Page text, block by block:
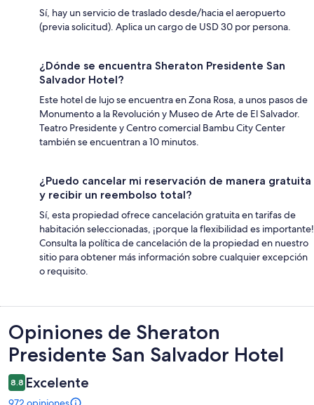
Sí, hay un servicio de traslado desde/hacia el aeropuerto
(previa solicitud). Aplica un cargo de USD 30 por persona.
¿Dónde se encuentra Sheraton Presidente San
Salvador Hotel?
Este hotel de lujo se encuentra en Zona Rosa, a unos pasos de
Monumento a la Revolución y Museo de Arte de El Salvador.
Teatro Presidente y Centro comercial Bambu City Center
también se encuentran a 10 minutos.
¿Puedo cancelar mi reservación de manera gratuita
y recibir un reembolso total?
Sí, esta propiedad ofrece cancelación gratuita en tarifas de
habitación seleccionadas, ¡porque la flexibilidad es importante!
Consulta la política de cancelación de la propiedad en nuestro
sitio para obtener más información sobre cualquier excepción
o requisito.
Opiniones
Opiniones de Sheraton
Presidente San Salvador Hotel
8.8 Excelente